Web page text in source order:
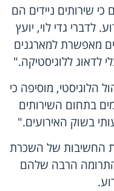
שירותים ניידים הם
לדברי גדי לוי, יועץ
מאפשרת למארגנים
לדאוג ללוגיסטיקה."
הלוגיסטי, מוסיפה כי
בתחום השירותים
בשוק האירועים."
החשיבות של השכרת
התרומה הרבה שלהם